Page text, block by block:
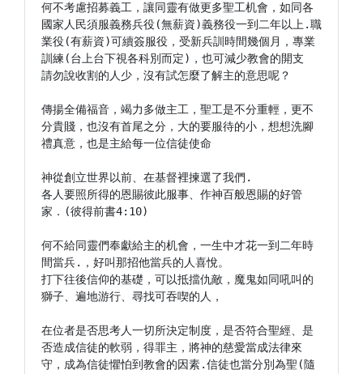
何不考慮招募義工，讓同靈有做更多聖工机會，如同各
國家人民須服義務兵役(無薪資)義務役一到二年以上.職
業役(有薪資)可續簽服役，受新兵訓時間幾個月，專業
訓練(台上台下視各科別而定)，也可減少教會的開支
請勿說收割的人少，沒有試怎麼了解主的意思呢？
傳揚全備福音，竭力多做主工，聖工是不分重輕，更不
分貴賤，也沒有首尾之分，大的要服待的小，想想洗腳
禮真意，也是主給每一位信徒使命
神從創立世界以前、在基督裡揀選了我們.
各人要照所得的恩賜彼此服事、作神百般恩賜的好管
家．(彼得前書4:10)
何不給同靈們奉獻給主的机會，一生中才花一到二年時
間當兵.，好叫那招他當兵的人喜悅。
打下往後信仰的基礎，可以抵擋仇敵，魔鬼如同吼叫的
獅子、遍地游行、尋找可吞喫的人，
在位者是否思考人一切所決定制度，是否符合聖經、是
否造成信徒的軟弱，得罪主，將神的慈愛當成法律來
守，成為信徒懼怕到教會的因素.信徒也當分別為聖(隨